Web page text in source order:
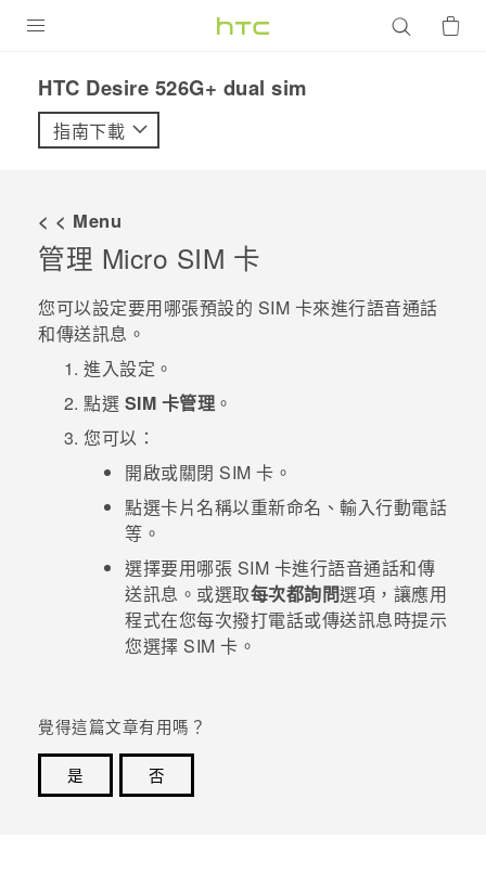
VIVE
配件
優惠專區
校園專案
銷售通路
支援服務
VIVELAND
HTC Desire 526G+ dual sim‎
指南下載
< < Menu
管理 Micro SIM 卡
您可以設定要用哪張預設的 SIM 卡來進行語音通話
和傳送訊息。
進入設定 。
點選 SIM 卡管理 。
您可以：
開啟或關閉 SIM 卡。
點選卡片名稱以重新命名、輸入行動電話
等。
選擇要用哪張 SIM 卡進行語音通話和傳
送訊息。或選取每次都詢問選項，讓應用
程式在您每次撥打電話或傳送訊息時提示
您選擇 SIM 卡。
覺得這篇文章有用嗎？
是
否